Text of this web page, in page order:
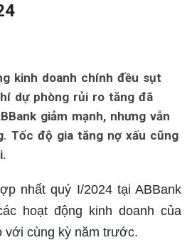
kinh doanh chính đều sụt
dự phòng rủi ro tăng đã
giảm mạnh, nhưng vẫn
Tốc độ gia tăng nợ xấu cũng
nhất quý I/2024 tại ABBank
hoạt động kinh doanh của
với cùng kỳ năm trước.